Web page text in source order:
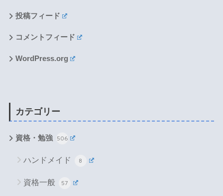
投稿フィード
コメントフィード
WordPress.org
カテゴリー
資格・勉強 506
ハンドメイド 8
資格一般 57